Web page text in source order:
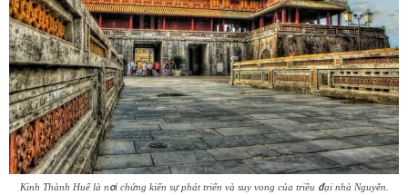
Kinh Thành Huế là nơi chứng kiến sự phát triển và suy vong của triều đại nhà Nguyễn.